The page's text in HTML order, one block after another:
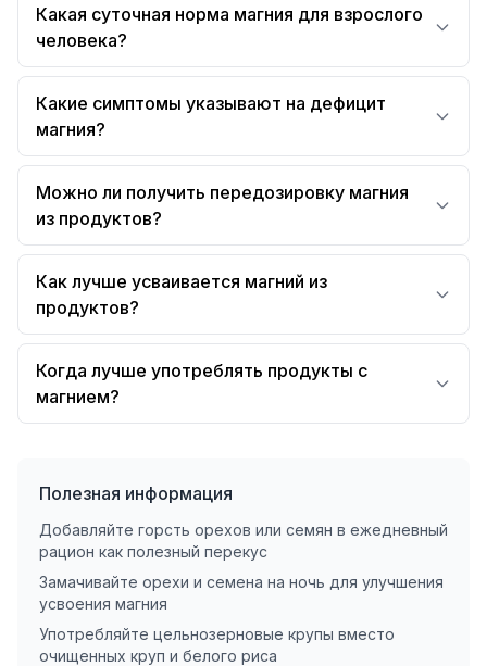
Какая суточная норма магния для взрослого
человека?
Какие симптомы указывают на дефицит
магния?
Можно ли получить передозировку магния
из продуктов?
Как лучше усваивается магний из
продуктов?
Когда лучше употреблять продукты с
магнием?
Полезная информация
Добавляйте горсть орехов или семян в ежедневный
рацион как полезный перекус
Замачивайте орехи и семена на ночь для улучшения
усвоения магния
Употребляйте цельнозерновые крупы вместо
очищенных круп и белого риса